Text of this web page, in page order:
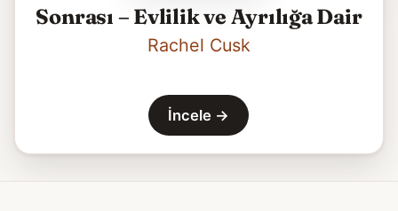
Sonrası – Evlilik ve Ayrılığa Dair
Rachel Cusk
İncele →